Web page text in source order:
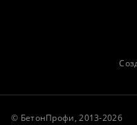
© БетонПрофи, 2013-2026